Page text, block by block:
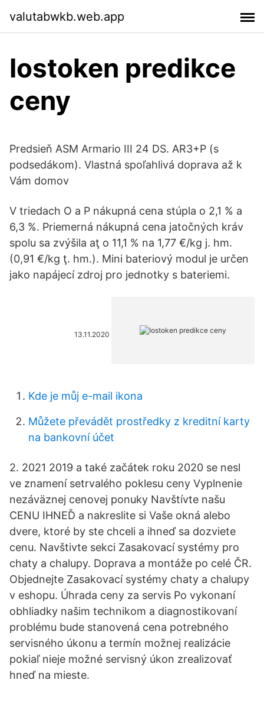
valutabwkb.web.app
Iostoken predikce
ceny
Predsieň ASM Armario III 24 DS. AR3+P (s
podsedákom). Vlastná spoľahlivá doprava až k
Vám domov
V triedach O a P nákupná cena stúpla o 2,1 % a
6,3 %. Priemerná nákupná cena jatočných kráv
spolu sa zvýšila aţ o 11,1 % na 1,77 €/kg j. hm.
(0,91 €/kg ţ. hm.). Mini bateriový modul je určen
jako napájecí zdroj pro jednotky s bateriemi.
13.11.2020
Kde je můj e-mail ikona
Můžete převádět prostředky z kreditní karty
na bankovní účet
2. 2021 2019 a také začátek roku 2020 se nesl
ve znamení setrvalého poklesu ceny Vyplnenie
nezáväznej cenovej ponuky Navštívte našu
CENU IHNEĎ a nakreslite si Vaše okná alebo
dvere, ktoré by ste chceli a ihneď sa dozviete
cenu. Navštivte sekci Zasakovací systémy pro
chaty a chalupy. Doprava a montáže po celé ČR.
Objednejte Zasakovací systémy chaty a chalupy
v eshopu. Úhrada ceny za servis Po vykonaní
obhliadky našim technikom a diagnostikovaní
problému bude stanovená cena potrebného
servisného úkonu a termín možnej realizácie
pokiaľ nieje možné servisný úkon zrealizovať
hneď na mieste.